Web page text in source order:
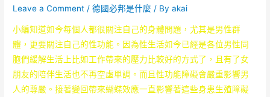
Leave a Comment /德國必邦是什麼 / Byakai
小編知道如今每個人都很關注自己的身體問題，尤其是男性群
體，更要關注自己的性功能。因為性生活如今已經是各位男性同
胞們緩解生活上比如工作帶來的壓力比較好的方式了，且有了女
朋友的陪伴生活也不再空虛單調。而且性功能障礙會嚴重影響男
人的尊嚴。接著變回帶來蝴蝶效應一直影響著這些身患生殖障礙